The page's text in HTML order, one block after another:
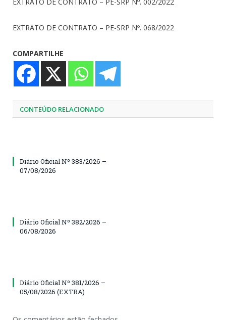
EXTRATO DE CONTRATO – PE-SRP Nº. 002/2022
EXTRATO DE CONTRATO – PE-SRP Nº. 068/2022
COMPARTILHE
CONTEÚDO RELACIONADO
Diário Oficial Nº 383/2026 –
07/08/2026
Diário Oficial Nº 382/2026 –
06/08/2026
Diário Oficial Nº 381/2026 –
05/08/2026 (EXTRA)